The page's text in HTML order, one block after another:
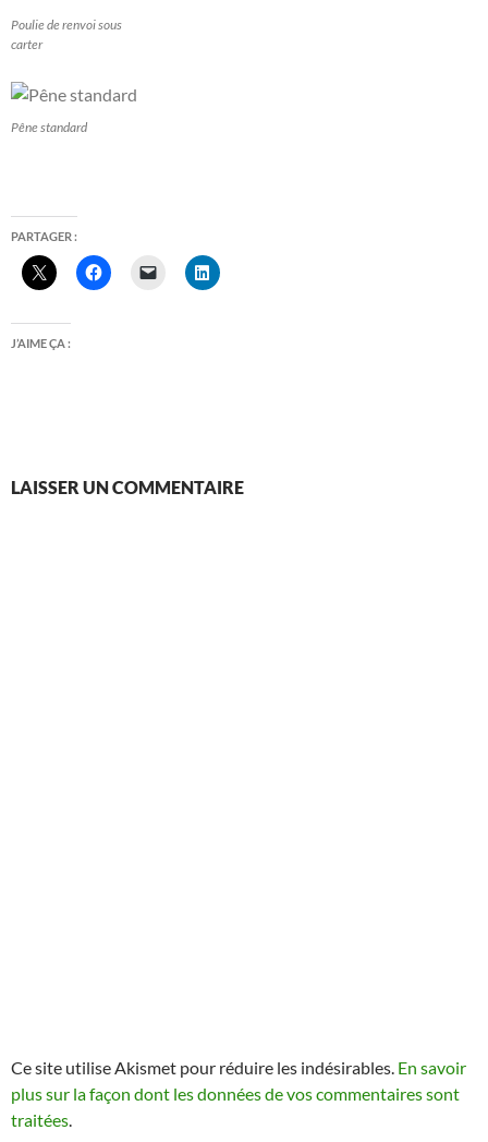
Poulie de renvoi sous
carter
Pêne standard
PARTAGER :
J’AIME ÇA :
LAISSER UN COMMENTAIRE
Ce site utilise Akismet pour réduire les indésirables. En savoir
plus sur la façon dont les données de vos commentaires sont
traitées.